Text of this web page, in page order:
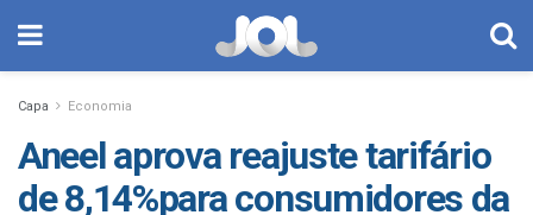
Capa Economia
Aneel aprova reajuste tarifário
de 8,14%para consumidores da